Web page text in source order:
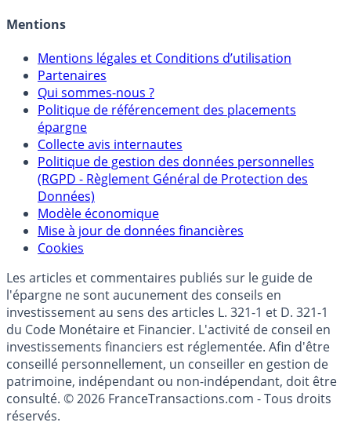
Mentions
Mentions légales et Conditions d’utilisation
Partenaires
Qui sommes-nous ?
Politique de référencement des placements
épargne
Collecte avis internautes
Politique de gestion des données personnelles
(RGPD - Règlement Général de Protection des
Données)
Modèle économique
Mise à jour de données financières
Cookies
Les articles et commentaires publiés sur le guide de
l'épargne ne sont aucunement des conseils en
investissement au sens des articles L. 321-1 et D. 321-1
du Code Monétaire et Financier. L'activité de conseil en
investissements financiers est réglementée. Afin d'être
conseillé personnellement, un conseiller en gestion de
patrimoine, indépendant ou non-indépendant, doit être
consulté. © 2026 FranceTransactions.com - Tous droits
réservés.